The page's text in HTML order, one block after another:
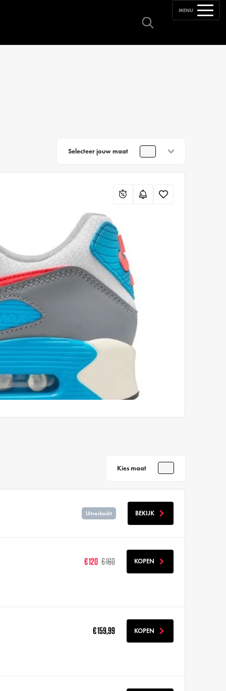
MENU
Selecteer jouw maat
Kies maat
Uitverkocht BEKIJK
€ 120 € 160 KOPEN
€ 159,99 KOPEN